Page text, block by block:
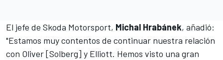
El jefe de Skoda Motorsport, Michal Hrabánek, añadió:
"Estamos muy contentos de continuar nuestra relación
con Oliver [Solberg] y Elliott. Hemos visto una gran